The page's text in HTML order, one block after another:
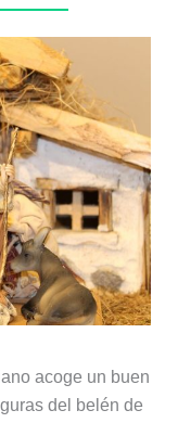
acoge un buen
del belén de